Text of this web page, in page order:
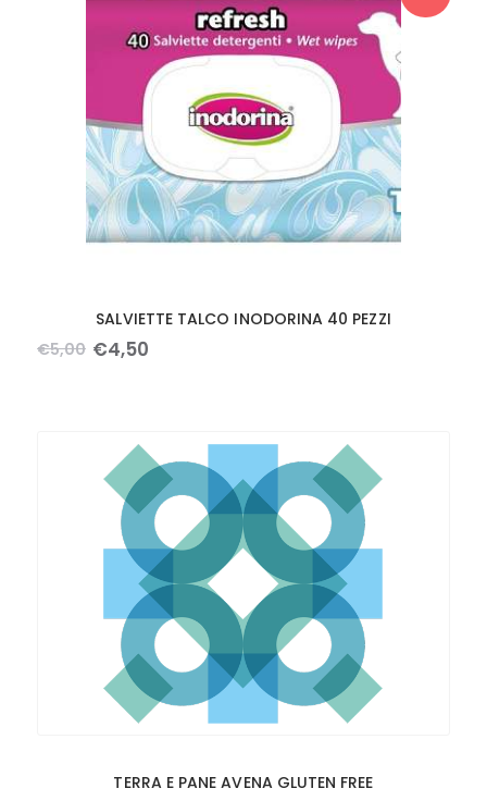
SALVIETTE TALCO INODORINA 40 PEZZI
€5,00 €4,50
TERRA E PANE AVENA GLUTEN FREE